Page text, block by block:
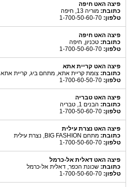
פיצה האט חיפה
כתובת: מוריה 13, חיפה
טלפון:
פיצה האט חיפה
כתובת: טכניון, חיפה
טלפון:
פיצה האט קריית אתא
כתובת: צומת קריית אתא, מתחם ביג, קריית אתא
טלפון:
פיצה האט טבריה
כתובת: הבנים 1, טבריה
טלפון:
פיצה האט נצרת עילית
כתובת: מתחם BIG FASHION, נצרת עילית
טלפון:
פיצה האט דאלית אל-כרמל
כתובת: שכונת הכפר, דאלית אל-כרמל
טלפון: